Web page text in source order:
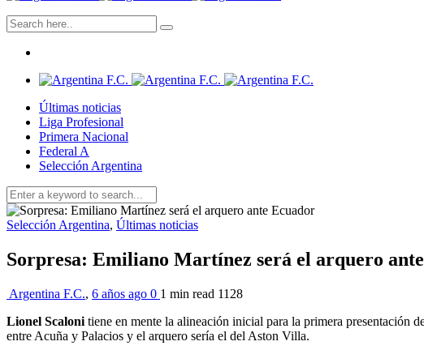
Últimas noticias
Liga Profesional
Primera Nacional
Federal A
Selección Argentina
Selección Argentina, Últimas noticias
Sorpresa: Emiliano Martínez será el arquero
Argentina F.C., 6 años ago 0 1 min read 1128
Lionel Scaloni tiene en mente la alineación inicial para la primera presentación
entre Acuña y Palacios y el arquero sería el del Aston Villa.